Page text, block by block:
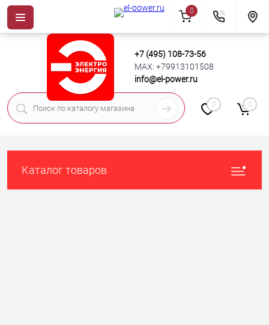
+7 (495) 108-73-56
MAX: +79913101508
info@el-power.ru
0 0
Каталог товаров
0